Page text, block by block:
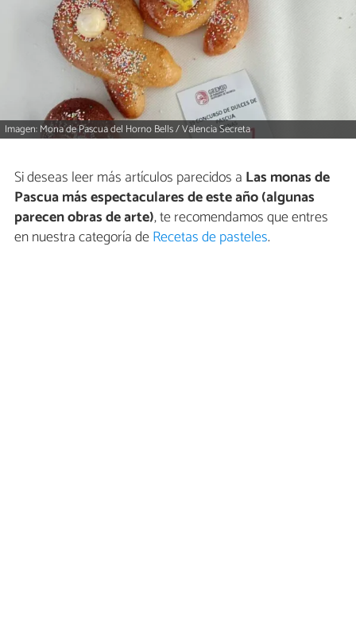
Imagen: Mona de Pascua del Horno Bells / Valencia Secreta
Si deseas leer más artículos parecidos a Las monas de
Pascua más espectaculares de este año (algunas
parecen obras de arte), te recomendamos que entres
en nuestra categoría deRecetas de pasteles.